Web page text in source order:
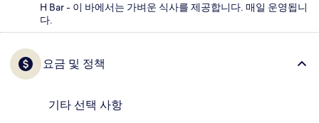
H Bar - 이 바에서는 가벼운 식사를 제공합니다. 매일 운영됩니
다.
요금 및 정책
기타 선택 사항